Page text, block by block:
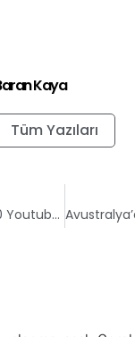
Kaya
Tüm Yazıları
En çok izlenen 10 Youtube videosu